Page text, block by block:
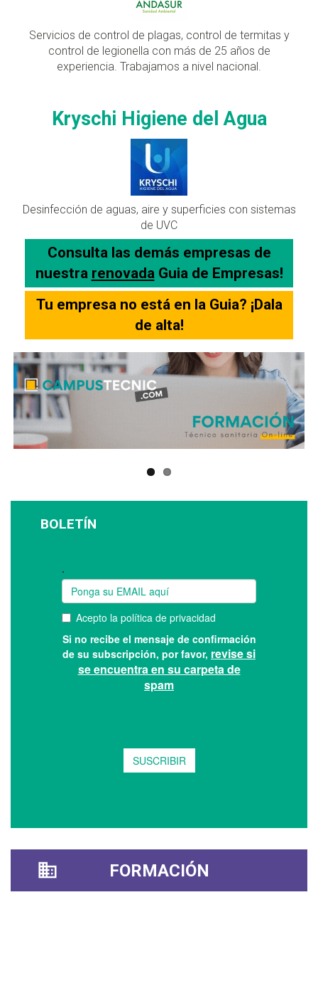
Servicios de control de plagas, control de termitas y
control de legionella con más de 25 años de
experiencia. Trabajamos a nivel nacional.
Kryschi Higiene del Agua
Desinfección de aguas, aire y superficies con sistemas
de UVC
Consulta las demás empresas de
nuestra renovada Guia de Empresas!
Tu empresa no está en la Guia? ¡Dala
de alta!
BOLETÍN
FORMACIÓN